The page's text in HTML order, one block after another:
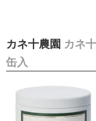
カネ十農園 カネ
缶入